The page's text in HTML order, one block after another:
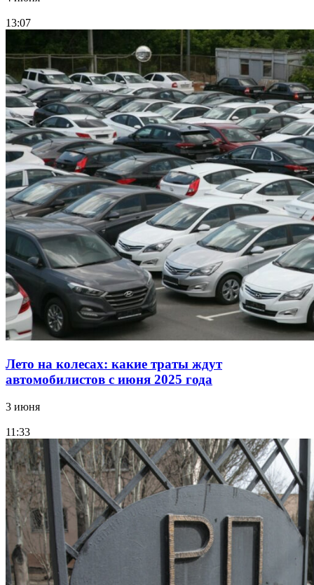
13:07
Лето на колесах: какие траты ждут
автомобилистов с июня 2025 года
3 июня
11:33